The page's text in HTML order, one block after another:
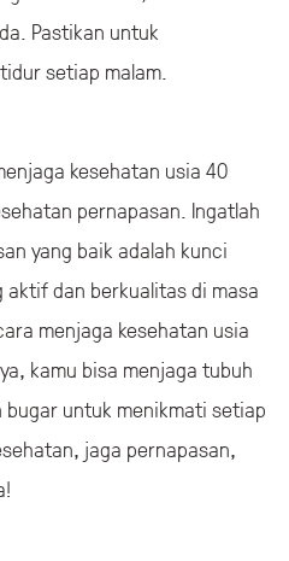
Pastikan untuk
setiap malam.
kesehatan usia 40
pernapasan. Ingatlah
yang baik adalah kunci
aktif dan berkualitas di masa
menjaga kesehatan usia
kamu bisa menjaga tubuh
untuk menikmati setiap
jaga pernapasan,